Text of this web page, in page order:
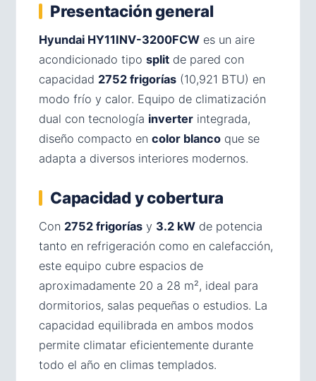
Presentación general
Hyundai HY11INV-3200FCW es un aire
acondicionado tipo split de pared con
capacidad 2752 frigorías (10,921 BTU) en
modo frío y calor. Equipo de climatización
dual con tecnología inverter integrada,
diseño compacto en color blanco que se
adapta a diversos interiores modernos.
Capacidad y cobertura
Con 2752 frigorías y 3.2 kW de potencia
tanto en refrigeración como en calefacción,
este equipo cubre espacios de
aproximadamente 20 a 28 m², ideal para
dormitorios, salas pequeñas o estudios. La
capacidad equilibrada en ambos modos
permite climatar eficientemente durante
todo el año en climas templados.